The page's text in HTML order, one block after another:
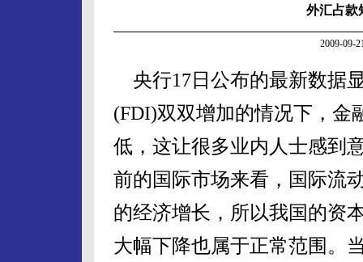
外汇占款
2009-09-
央行17日公布的最新数据
(FDI)双双增加的情况下，金
低，这让很多业内人士感到
前的国际市场来看，国际流
的经济增长，所以我国的资
大幅下降也属于正常范围。